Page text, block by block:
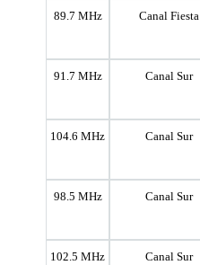
89.7 MHz Canal Fiesta
91.7 MHz Canal Sur
104.6 MHz Canal Sur
98.5 MHz Canal Sur
102.5 MHz Canal Sur